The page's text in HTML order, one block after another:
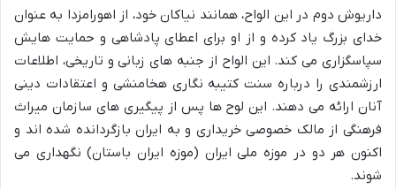
داریوش دوم در این الواح، همانند نیاکان خود، از اهورامزدا به عنوان
خدای بزرگ یاد کرده و از او برای اعطای پادشاهی و حمایت هایش
سپاسگزاری می کند. این الواح از جنبه های زبانی و تاریخی، اطلاعات
ارزشمندی را درباره سنت کتیبه نگاری هخامنشی و اعتقادات دینی
آنان ارائه می دهند. این لوح ها پس از پیگیری های سازمان میراث
فرهنگی از مالک خصوصی خریداری و به ایران بازگردانده شده اند و
اکنون هر دو در موزه ملی ایران (موزه ایران باستان) نگهداری می
شوند.